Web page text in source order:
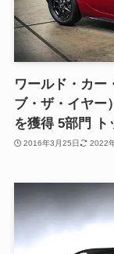
ワールド・カー
ブ・ザ・イヤー
を獲得 5部門 ト
2016年3月25日 2022